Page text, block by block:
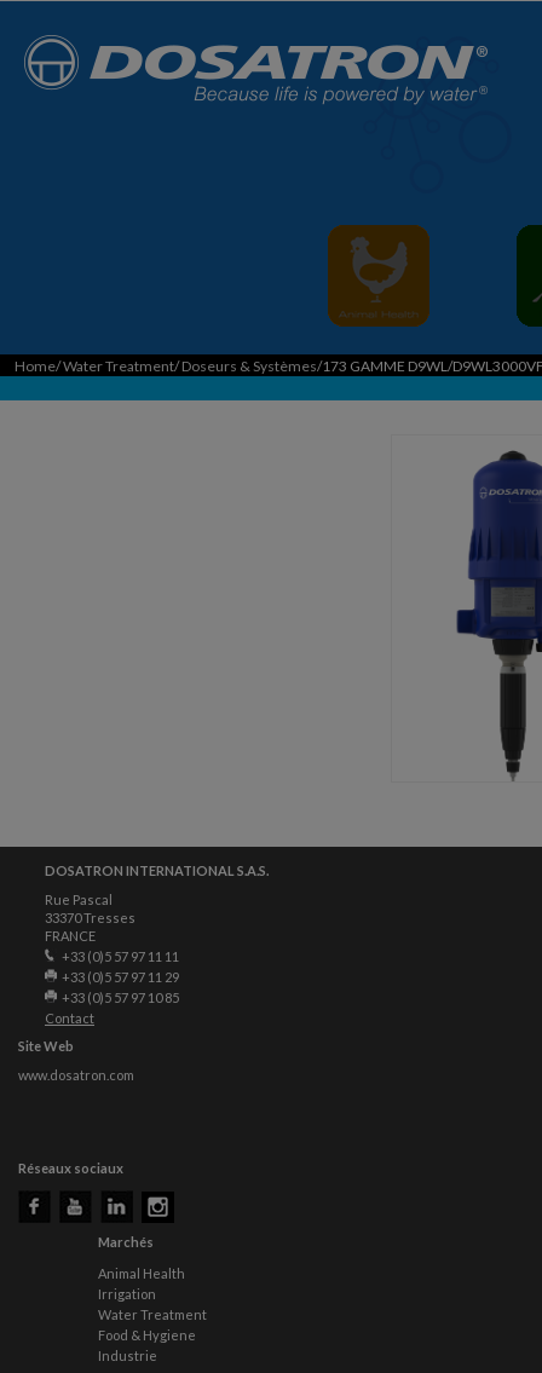
Home/Water Treatment/Doseurs & Systèmes/173 GAMME D9WL/
DOSATRON INTERNATIONAL S.A.S.
Rue Pascal
33370 Tresses
FRANCE
+33 (0)5 57 97 11 11
+33 (0)5 57 97 11 29
+33 (0)5 57 97 10 85
Contact
Site Web
www.dosatron.com
Réseaux sociaux
Marchés
Animal Health
Irrigation
Water Treatment
Food & Hygiene
Industrie